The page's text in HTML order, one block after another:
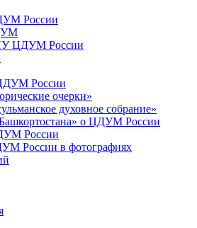
России
ЦДУМ России
России
очерки»
духовное собрание»
о ЦДУМ России
России
России в фотографиях